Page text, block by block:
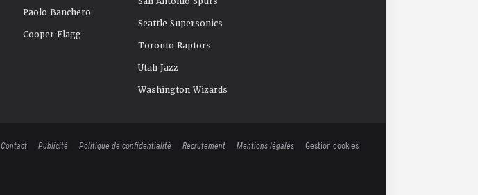
Paolo Banchero
Cooper Flagg
Seattle Supersonics
Toronto Raptors
Utah Jazz
Washington Wizards
Contact Publicité Politique de confidentialité Recrutement Mentions légales Gestion cookies